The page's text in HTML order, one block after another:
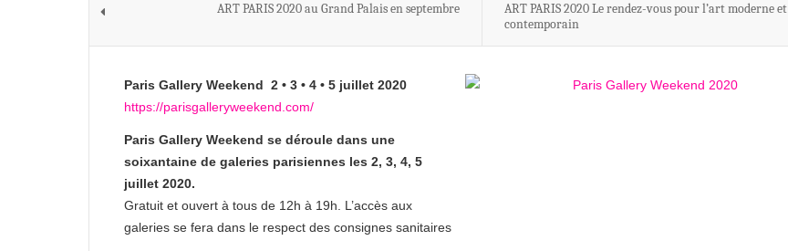
ART PARIS 2020 au Grand Palais en septembre
ART PARIS 2020 Le rendez-vous pour l’art moderne et
contemporain
Paris Gallery Weekend 2 • 3 • 4 • 5 juillet 2020
https://parisgalleryweekend.com/
Paris Gallery Weekend se déroule dans une
soixantaine de galeries parisiennes les 2, 3, 4, 5
juillet 2020.
Gratuit et ouvert à tous de 12h à 19h. L’accès aux
galeries se fera dans le respect des consignes sanitaires